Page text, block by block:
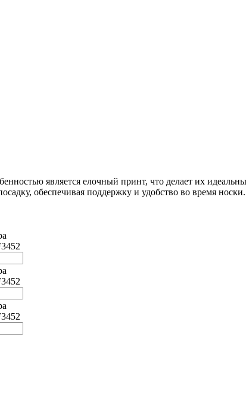
является елочный принт, что делает их
обеспечивая поддержку и удобство во время